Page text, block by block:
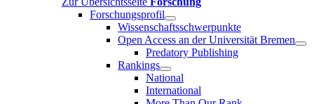
Forschungsprofil
Wissenschaftsschwerpunkte
Open Access an der Universität Bremen
Predatory Publishing
Rankings
National
International